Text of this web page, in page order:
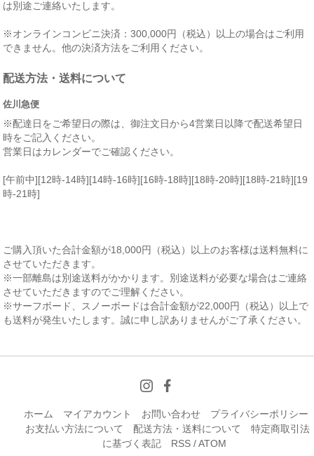
は別途ご連絡いたします。
※オンラインコンビニ決済：300,000円（税込）以上の場合はご利用
できません。他の決済方法をご利用ください。
配送方法・送料について
佐川急便
※配達日をご希望日の際は、御注文日から4営業日以降で配送希望日
時をご記入ください。
営業日はカレンダーでご確認ください。
[午前中][12時-14時][14時-16時][16時-18時][18時-20時][18時-21時][19
時-21時]
ご購入頂いた合計金額が18,000円（税込）以上のお客様は送料無料に
させていただきます。
※一部離島は別途送料がかかります。別途送料が必要な場合はご連絡
させていただきますのでご理解ください。
※サーフボード、スノーボードは合計金額が22,000円（税込）以上で
も送料が発生いたします。誠に申し訳ありませんがご了承ください。
ホーム マイアカウント お問い合わせ
プライバシーポリシー
お支払い方法について
配送方法・送料について
特定商取引法
に基づく表記
RSS/ATOM